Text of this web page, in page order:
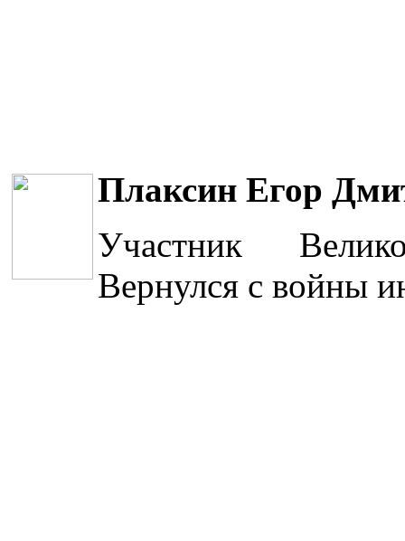
Плаксин Егор
Участник
Вернулся с войны